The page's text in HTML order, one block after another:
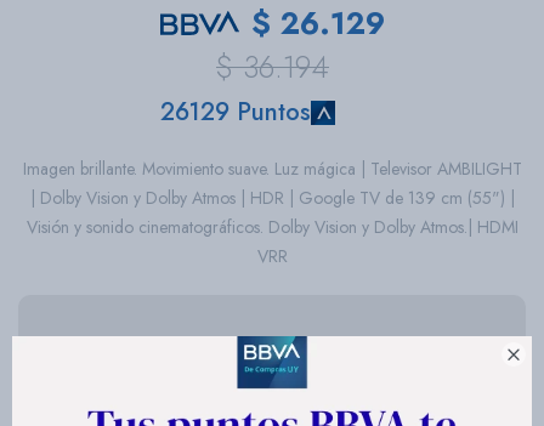

$ 26.129
$ 36.194
26129 Puntos
Imagen brillante. Movimiento suave. Luz mágica | Televisor AMBILIGHT
| Dolby Vision y Dolby Atmos | HDR | Google TV de 139 cm (55") |
Visión y sonido cinematográficos. Dolby Vision y Dolby Atmos.| HDMI
VRR
12 cuotas de
hasta en 12 cuotas de $ 2.177